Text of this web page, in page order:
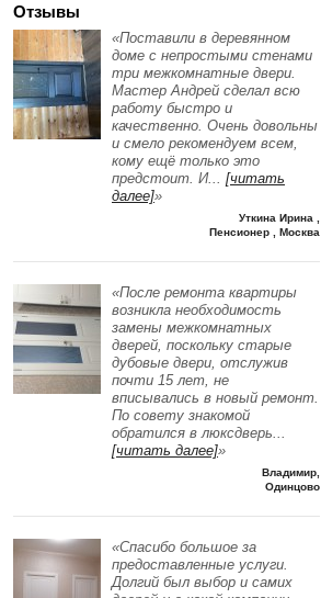
Отзывы
«Поставили в деревянном
доме с непростыми стенами
три межкомнатные двери.
Мастер Андрей сделал всю
работу быстро и
качественно. Очень довольны
и смело рекомендуем всем,
кому ещё только это
предстоит. И... [читать
далее]»
Уткина Ирина ,
Пенсионер , Москва
«После ремонта квартиры
возникла необходимость
замены межкомнатных
дверей, поскольку старые
дубовые двери, отслужив
почти 15 лет, не
вписывались в новый ремонт.
По совету знакомой
обратился в люксдверь...
[читать далее]»
Владимир,
Одинцово
«Спасибо большое за
предоставленные услуги.
Долгий был выбор и самих